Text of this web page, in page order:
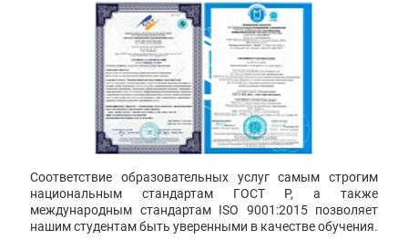
Соответствие образовательных услуг самым строгим
национальным стандартам ГОСТ Р, а также
международным стандартам ISO 9001:2015 позволяет
нашим студентам быть уверенными в качестве обучения.